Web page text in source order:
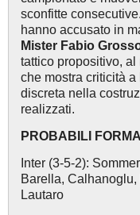
sconfitte
hanno accusato in
Mister Fabio
tattico propositivo,
che mostra criticità
discreta nella
realizzati.
PROBABILI
Inter (3-5-2):
Barella,
Lautaro